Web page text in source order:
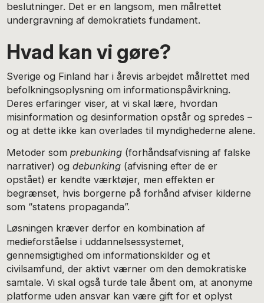
beslutninger. Det er en langsom, men målrettet
undergravning af demokratiets fundament.
Hvad kan vi gøre?
Sverige og Finland har i årevis arbejdet målrettet med
befolkningsoplysning om informationspåvirkning.
Deres erfaringer viser, at vi skal lære, hvordan
misinformation og desinformation opstår og spredes –
og at dette ikke kan overlades til myndighederne alene.
Metoder somprebunking (forhåndsafvisning af falske
narrativer) ogdebunking (afvisning efter de er
opstået) er kendte værktøjer, men effekten er
begrænset, hvis borgerne på forhånd afviser kilderne
som “statens propaganda”.
Løsningen kræver derfor en kombination af
medieforståelse i uddannelsessystemet,
gennemsigtighed om informationskilder og et
civilsamfund, der aktivt værner om den demokratiske
samtale. Vi skal også turde tale åbent om, at anonyme
platforme uden ansvar kan være gift for et oplyst